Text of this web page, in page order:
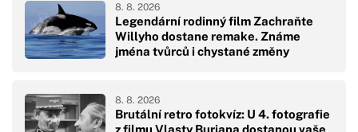
Legendární rodinný film Zachraňte
Willyho dostane remake. Známe
jména tvůrců i chystané změny
8. 8. 2026
Brutální retro fotokvíz: U 4. fotografie
z filmu Vlasty Buriana dostanou vaše
8. 8. 2026